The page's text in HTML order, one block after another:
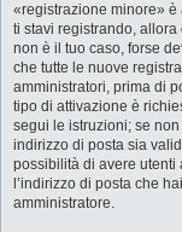
«registrazione minore» è
ti stavi registrando,
non è il tuo caso, forse
che tutte le nuove
amministratori, prima di
tipo di attivazione è
segui le istruzioni; se
indirizzo di posta sia
possibilità di avere utenti
l’indirizzo di posta che
amministratore.